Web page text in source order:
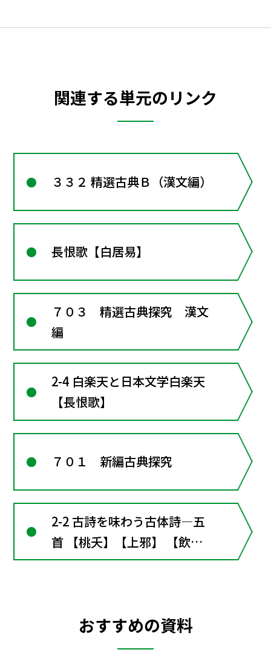
関連する単元のリンク
３３２ 精選古典Ｂ（漢文編）
長恨歌【白居易】
７０３ 精選古典探究 漢文
編
2-4 白楽天と日本文学白楽天
【長恨歌】
７０１ 新編古典探究
2-2 古詩を味わう古体詩―五
首 【桃夭】【上邪】 【飲
酒】【子夜呉歌】【長恨歌】
おすすめの資料